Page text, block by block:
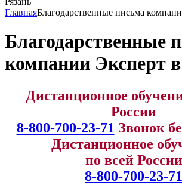
ГлавнаяБлагодарственные письма
Благодарственные
компании Эксперт
Дистанционное
России
8-800-700-23-71 Звонок
Дистанционное
по всей России
8-800-700-23-71